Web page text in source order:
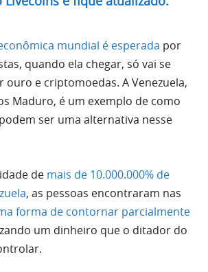
mundial é esperada por
quando ela chegar, só vai se
ouro e criptomoedas. A Venezuela,
Maduro, é um exemplo de como
ser uma alternativa nesse
de mais de 10.000.000% de
, as pessoas encontraram nas
forma de contornar parcialmente
um dinheiro que o ditador do